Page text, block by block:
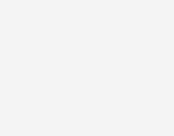
ディング6階